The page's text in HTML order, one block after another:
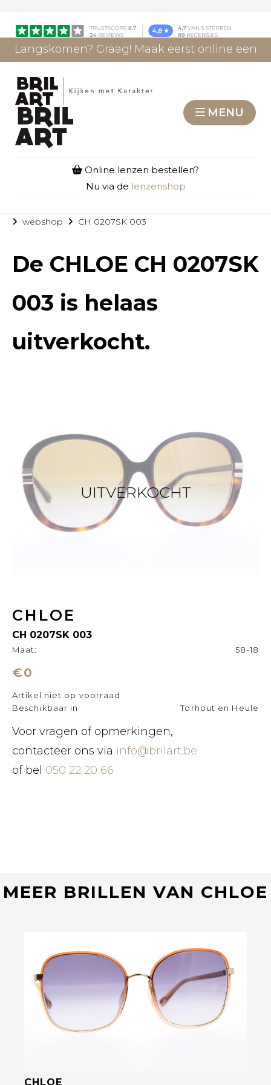
Langskomen? Graag! Maak eerst online een
MENU
Online lenzen bestellen?
Nu via de lenzenshop
webshop CH 0207SK 003
De CHLOE CH 0207SK
003 is helaas
uitverkocht.
UITVERKOCHT
CHLOE
CH 0207SK 003
Maat: 58-18
€0
Artikel niet op voorraad
Beschikbaar in
Torhout en Heule
Voor vragen of opmerkingen,
contacteer ons via info@brilart.be
of bel 050 22 20 66
MEER BRILLEN VAN CHLOE
Bekijk deze bril
CHLOE